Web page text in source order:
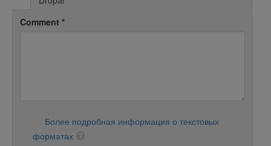
Comment *
Более подробная информация о текстовых
форматах